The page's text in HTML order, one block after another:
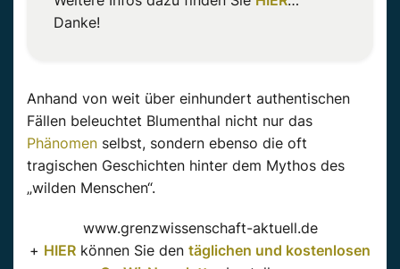
Danke!
Anhand von weit über einhundert authentischen
Fällen beleuchtet Blumenthal nicht nur das
Phänomen selbst, sondern ebenso die oft
tragischen Geschichten hinter dem Mythos des
„wilden Menschen“.
www.grenzwissenschaft-aktuell.de
+ HIER können Sie den täglichen und kostenlosen